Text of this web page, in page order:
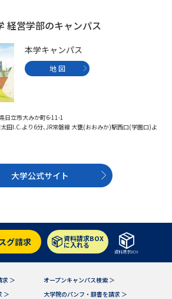
受験スケジュールを立てよう
テレメール全国一斉進学調査
発見
義」 学問分野解説
夢ナビライブ
ーザーサポート
経営学部のキャンパス
本学キャンパス
地 図
立市大みか町6-11-1
田I.C.より6分､JR常磐線 大甕(おおみか)駅西口(学園口)よ
大学公式サイト
グ請求 資料請求BOX
に入れる
資料請求BOX
求 ＞
オープンキャンパス検索 ＞
＞
大学院のパンフ・願書を請求 ＞